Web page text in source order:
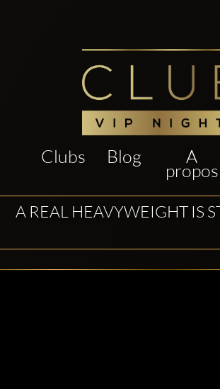
Clubs Blog A
propos
A REAL HEAVYWEIGHT IS